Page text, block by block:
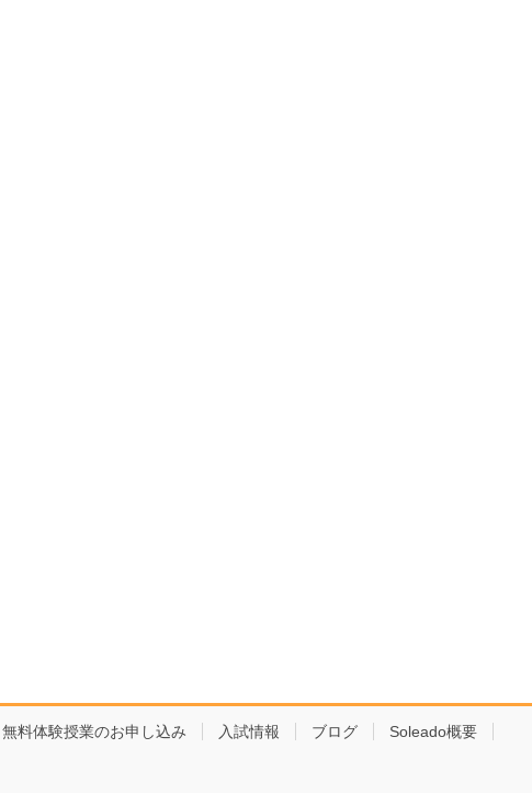
無料体験授業のお申し込み 入試情報 ブログ Soleado概要